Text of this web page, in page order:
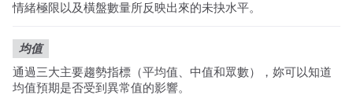
情緒極限以及橫盤數量所反映出來的未抉水平。
均值
通過三大主要趨勢指標（平均值、中值和眾數），妳可以知道
均值預期是否受到異常值的影響。